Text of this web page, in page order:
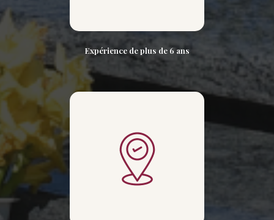
Expérience de plus de 6 ans